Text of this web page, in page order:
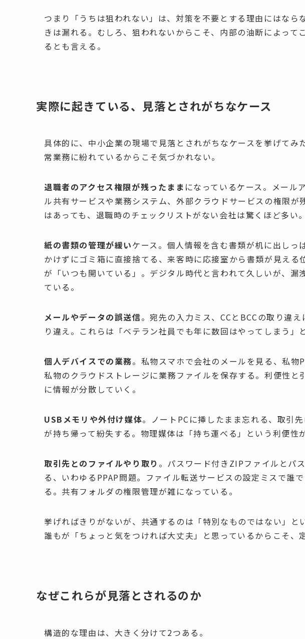
つまり「うちは狙われない」は、対策を不要とする理由にはなら
きは漏れる。むしろ、狙われないからこそ、内部の油断によって
るとも言える。
実際に起きている、見落とされがちなケース
具体的に、中小企業の現場で見落とされがちなケースを挙げてみ
常業務に紛れているからこそ気づかれない。
退職者のアクセス権限が残ったまま になっているケース。メール
ル共有サービスや業務システム、外部クラウドサービスの権限が
はあっても、退職時のチェックリストがない会社は驚くほど多い。
紙の書類の管理が緩いケース。個人情報を含む書類が机に出しっ
かけずにゴミ箱に直接捨てる、来客時に応接室から書類が見え
が「いつも開いている」。デジタル時代と言われて久しいが、漏
ている。
メールやデータの誤送信。宛先の入力ミス、CCとBCCの取り違
り違え。これらは「ベテラン社員でも年に数回はやってしまう」
個人デバイスでの業務。私物スマホで会社のメールを見る、私物
私物のクラウドストレージに業務ファイルを保存する。利便性と
に情報が分散していく。
USBメモリや外付け媒体。ノートPCに挿したまま忘れる、取引
が持ち帰って紛失する。物理媒体は「持ち運べる」という利便性
取引先とのファイルやり取り 。パスワード付きZIPファイルとパ
る、いわゆるPPAP問題。ファイル転送サービスの設定ミスで誰
る。共有フォルダの権限管理が雑になっている。
挙げればきりがないが、共通するのは「特別なものではない」と
誰もが「ちょっと気をつければ大丈夫」と思っているからこそ、
なぜこれらが見落とされるのか
構造的な理由は、大きく分けて2つある。